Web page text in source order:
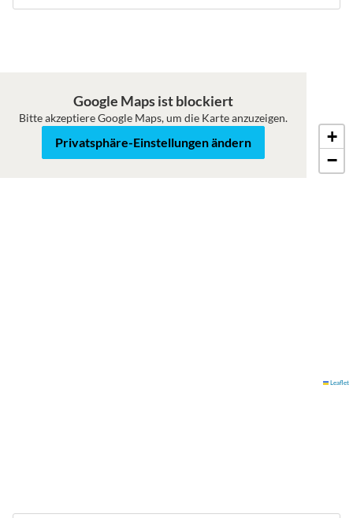
Roadmap Satellit
+
−
Leaflet
Google Maps ist blockiert
Bitte akzeptiere Google Maps, um die Karte anzuzeigen.
Privatsphäre-Einstellungen ändern